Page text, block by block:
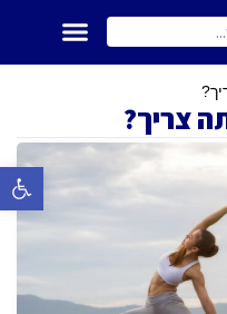
פתח
צריך?